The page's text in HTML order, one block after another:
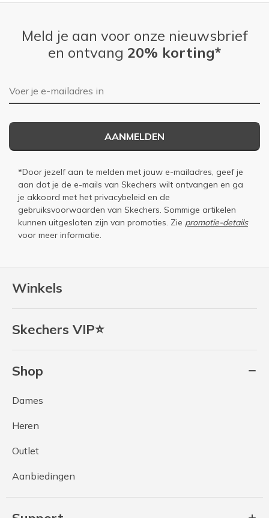
Winkels
Skechers VIP⭐
Shop
Dames
Heren
Outlet
Aanbiedingen
Meld je aan voor onze nieuwsbrief
en ontvang 20% korting*
E-mailadres
AANMELDEN
*Door jezelf aan te melden met jouw e-mailadres, geef je
aan dat je de e-mails van Skechers wilt ontvangen en ga
je akkoord met het privacybeleid en de
gebruiksvoorwaarden van Skechers. Sommige artikelen
kunnen uitgesloten zijn van promoties. Zie promotie-details
voor meer informatie.